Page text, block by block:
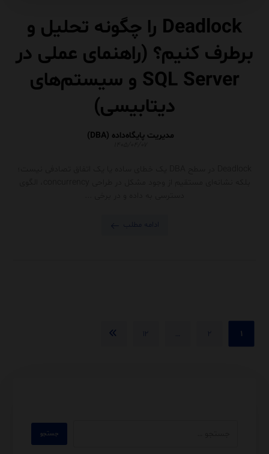
Deadlock را چگونه تحلیل و
برطرف کنیم؟ (راهنمای عملی در
SQL Server و سیستم‌های
دیتابیسی)
مدیریت پایگاه‌داده (DBA)
ادامه مطلب
۱ ۲ … ۱۲